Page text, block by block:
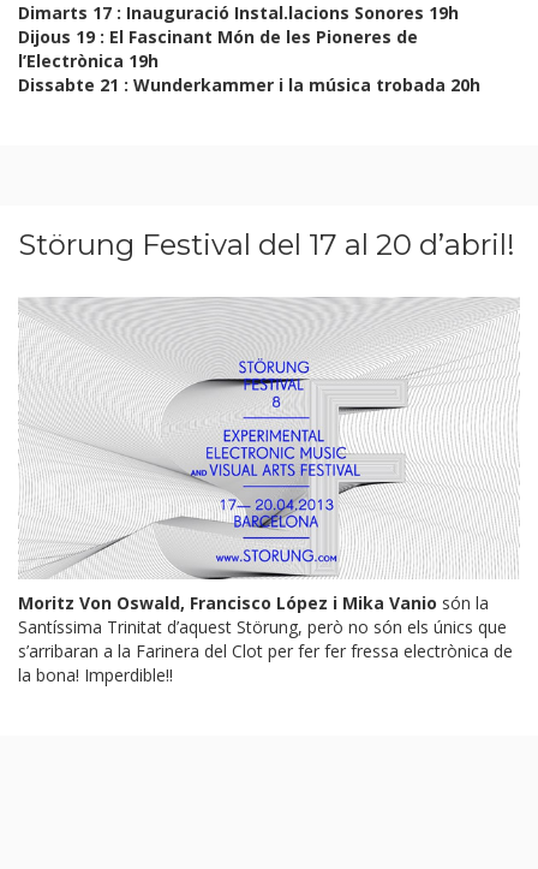
Dimarts 17 : Inauguració Instal.lacions Sonores 19h
Dijous 19 : El Fascinant Món de les Pioneres de
l’Electrònica 19h
Dissabte 21 : Wunderkammer i la música trobada 20h
Störung Festival del 17 al 20 d’abril!
Moritz Von Oswald, Francisco López i Mika Vanio són la
Santíssima Trinitat d’aquest Störung, però no són els únics que
s’arribaran a la Farinera del Clot per fer fer fressa electrònica de
la bona! Imperdible!!